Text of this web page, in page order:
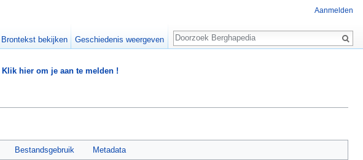
Klik hier om je aan te melden !
Bestandsgebruik Metadata
Aanmelden
Brontekst bekijken Geschiedenis weergeven
Zoeken